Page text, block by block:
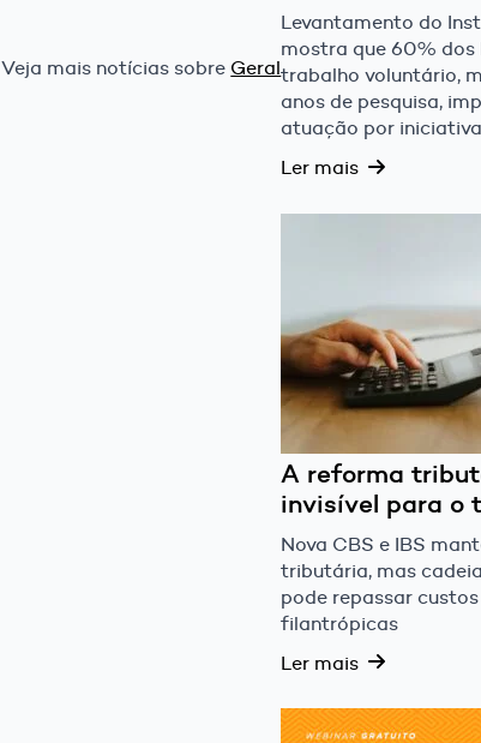
Veja mais notícias sobre Geral
Levantamento do
mostra que 60%
trabalho voluntário,
anos de pesquisa,
atuação por
Ler mais
A reforma
invisível para o
Nova CBS e IBS
tributária, mas
pode repassar
filantrópicas
Ler mais